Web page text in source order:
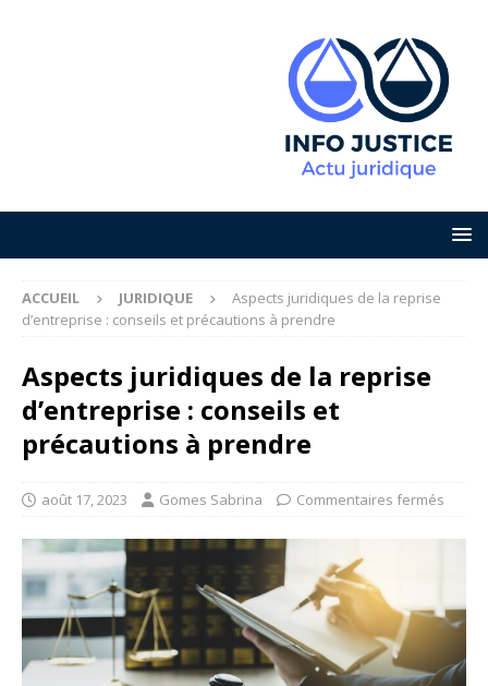
ACCUEIL JURIDIQUE
Aspects juridiques de la reprise
d’entreprise : conseils et précautions à prendre
Aspects juridiques de la reprise
d’entreprise : conseils et
précautions à prendre
août 17, 2023 Gomes Sabrina Commentaires fermés